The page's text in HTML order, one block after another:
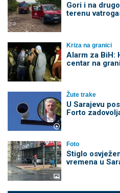
Gori i na
terenu
Kriza na granici
Alarm za BiH:
centar na
Žute trake
U Sarajevu
Forto
Foto
Stiglo
vremena u